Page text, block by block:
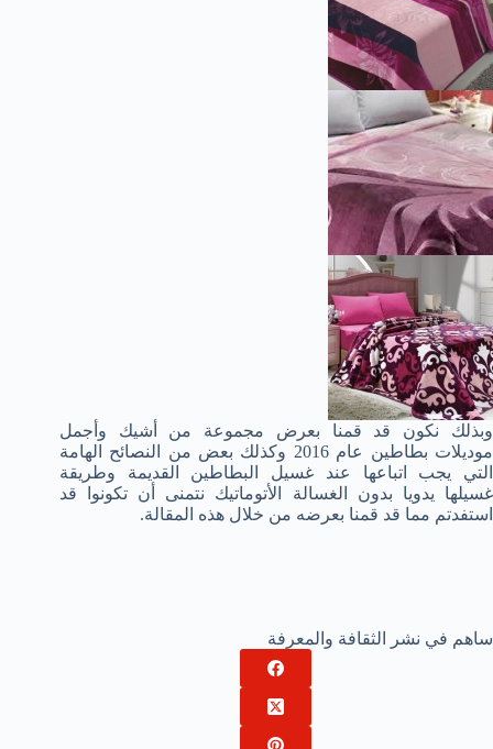
وبذلك نكون قد قمنا بعرض مجموعة من أشيك وأجمل
موديلات بطاطين عام 2016 وكذلك بعض من النصائح الهامة
التي يجب اتباعها عند غسيل البطاطين القديمة وطريقة
غسيلها يدويا بدون الغسالة الأتوماتيك نتمنى أن تكونوا قد
استفدتم مما قد قمنا بعرضه من خلال هذه المقالة.
ساهم في نشر الثقافة والمعرفة